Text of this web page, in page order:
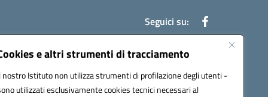
e altri strumenti di tracciamento
nostro Istituto non utilizza strumenti di profilazione degli utenti -
utilizzati esclusivamente cookies tecnici necessari al
Seguici su: